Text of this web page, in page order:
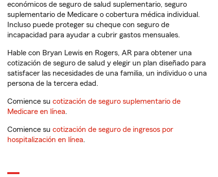
económicos de seguro de salud suplementario, seguro
suplementario de Medicare o cobertura médica individual.
Incluso puede proteger su cheque con seguro de
incapacidad para ayudar a cubrir gastos mensuales.
Hable con Bryan Lewis en Rogers, AR para obtener una
cotización de seguro de salud y elegir un plan diseñado para
satisfacer las necesidades de una familia, un individuo o una
persona de la tercera edad.
Comience su cotización de seguro suplementario de
Medicare en línea.
Comience su cotización de seguro de ingresos por
hospitalización en línea.